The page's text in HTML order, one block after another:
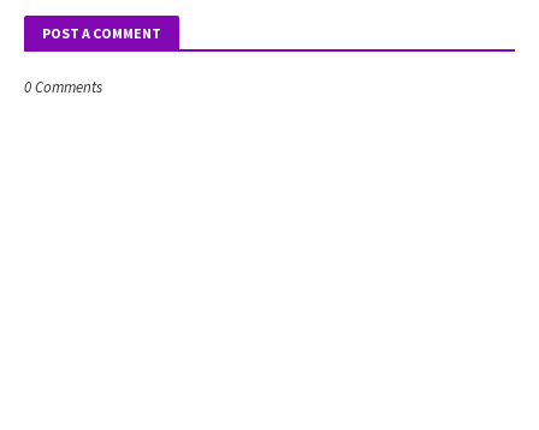
POST A COMMENT
0 Comments